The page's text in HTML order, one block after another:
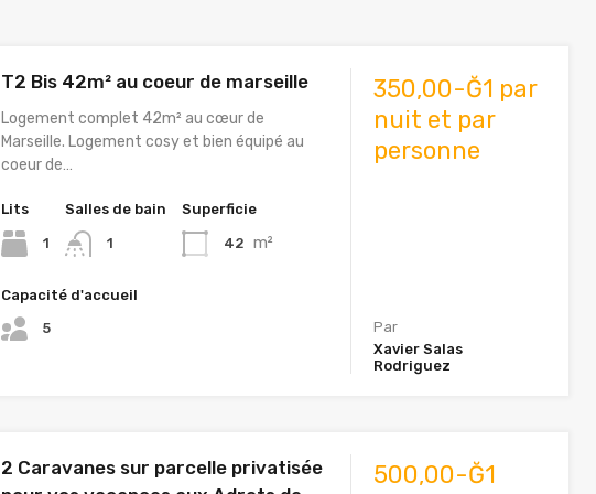
T2 Bis 42m² au coeur de marseille
Logement complet 42m² au cœur de
Marseille. Logement cosy et bien équipé au
coeur de…
Lits
1
Salles de bain
1
Superficie
42 m²
Capacité d'accueil
5
350,00-Ğ1 par
nuit et par
personne
Par
Xavier Salas
Rodriguez
2 Caravanes sur parcelle privatisée
500,00-Ğ1